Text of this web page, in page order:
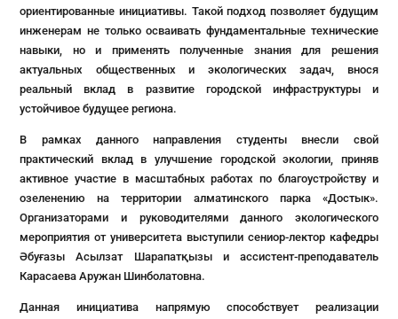
ориентированные инициативы. Такой подход позволяет будущим
инженерам не только осваивать фундаментальные технические
навыки, но и применять полученные знания для решения
актуальных общественных и экологических задач, внося
реальный вклад в развитие городской инфраструктуры и
устойчивое будущее региона.
В рамках данного направления студенты внесли свой
практический вклад в улучшение городской экологии, приняв
активное участие в масштабных работах по благоустройству и
озеленению на территории алматинского парка «Достык».
Организаторами и руководителями данного экологического
мероприятия от университета выступили сениор-лектор кафедры
Әбуғазы Асылзат Шарапатқызы и ассистент-преподаватель
Карасаева Аружан Шинболатовна.
Данная инициатива напрямую способствует реализации